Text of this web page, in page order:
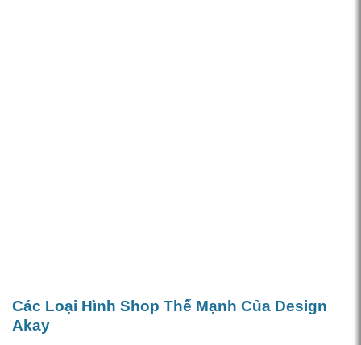
Các Loại Hình Shop Thế Mạnh Của Design
Akay